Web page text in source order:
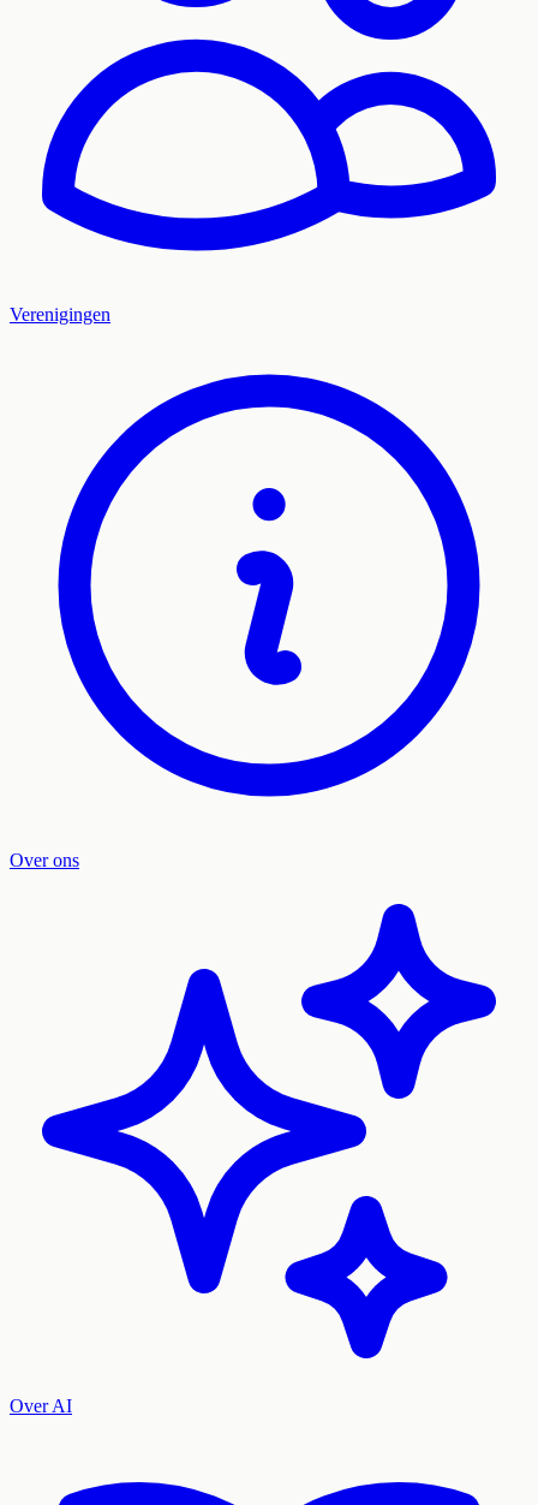
Verenigingen
Over ons
Over AI